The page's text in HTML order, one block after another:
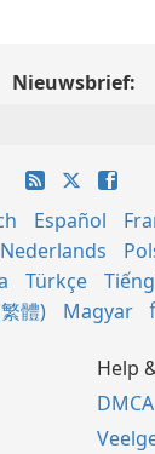
Nieuwsbrief:
Español
Nederlands
Türkçe
體)
Magyar
Help
DMCA